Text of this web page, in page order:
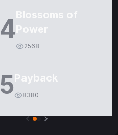
4Blossoms of
Power
2568
5Payback
8380